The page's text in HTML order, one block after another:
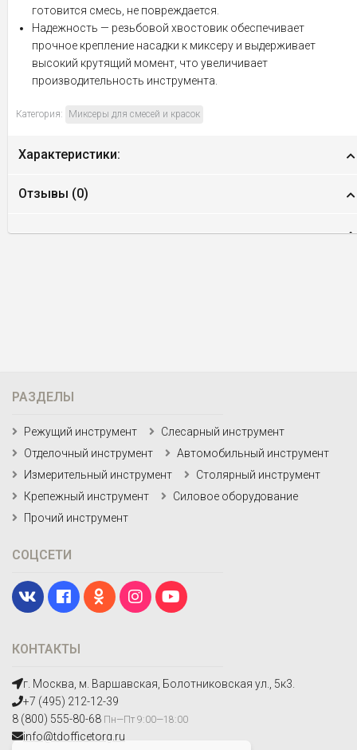
готовится смесь, не повреждается.
Надежность — резьбовой хвостовик обеспечивает
прочное крепление насадки к миксеру и выдерживает
высокий крутящий момент, что увеличивает
производительность инструмента.
Категория: Миксеры для смесей и красок
Характеристики:
Отзывы (0)
КОНТАКТЫ
г. Москва, м. Варшавская, Болотниковская ул., 5к3.
+7 (495) 212-12-39
8 (800) 555-80-68 Пн—Пт 9:00—18:00
info@tdofficetorg.ru
РАЗДЕЛЫ
Режущий инструмент
Слесарный инструмент
Отделочный инструмент
Автомобильный инструмент
Измерительный инструмент
Столярный инструмент
Крепежный инструмент
Силовое оборудование
Прочий инструмент
СОЦСЕТИ